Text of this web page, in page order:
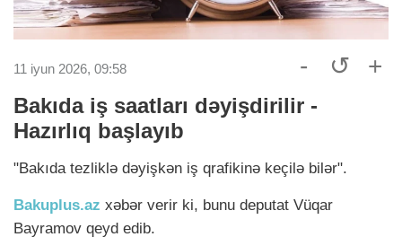
11 iyun 2026, 09:58 - ↺ +
Bakıda iş saatları dəyişdirilir -
Hazırlıq başlayıb
"Bakıda tezliklə dəyişkən iş qrafikinə keçilə bilər".
Bakuplus.az xəbər verir ki, bunu deputat Vüqar
Bayramov qeyd edib.